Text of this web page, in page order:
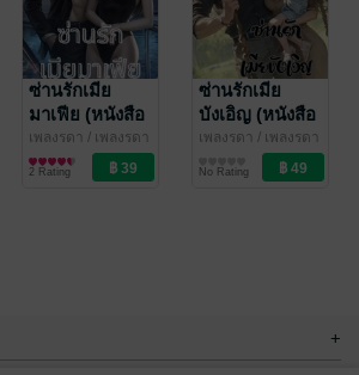
รักแท้ไม่ได้แปล
ว่าโง่
เพลงรดา/ เพลงรดา
นักเขียน
นิยายรัก
3 Rating
ซ่านรักเมีย
มาเฟีย (หนังสือ
เสียง)
เพลงรดา / เพลงรดา
นักเขียน
นิยายโรมานซ์
2 Rating
ซ่านรักเมีย
บังเอิญ (หนังสือ
เสียง)
เพลงรดา / เพลงรดา
นิยายโรมานซ์
No Rating
+